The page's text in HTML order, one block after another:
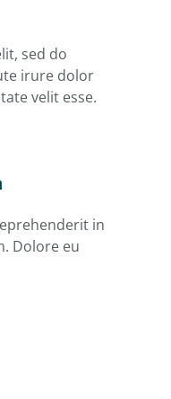
sed do
irure dolor
velit esse.
in
Dolore eu